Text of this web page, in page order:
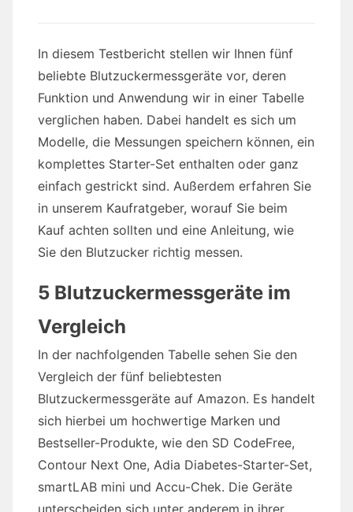
In diesem Testbericht stellen wir Ihnen fünf
beliebte Blutzuckermessgeräte vor, deren
Funktion und Anwendung wir in einer Tabelle
verglichen haben. Dabei handelt es sich um
Modelle, die Messungen speichern können, ein
komplettes Starter-Set enthalten oder ganz
einfach gestrickt sind. Außerdem erfahren Sie
in unserem Kaufratgeber, worauf Sie beim
Kauf achten sollten und eine Anleitung, wie
Sie den Blutzucker richtig messen.
5 Blutzuckermessgeräte im
Vergleich
In der nachfolgenden Tabelle sehen Sie den
Vergleich der fünf beliebtesten
Blutzuckermessgeräte auf Amazon. Es handelt
sich hierbei um hochwertige Marken und
Bestseller-Produkte, wie den SD CodeFree,
Contour Next One, Adia Diabetes-Starter-Set,
smartLAB mini und Accu-Chek. Die Geräte
unterscheiden sich unter anderem in ihrer